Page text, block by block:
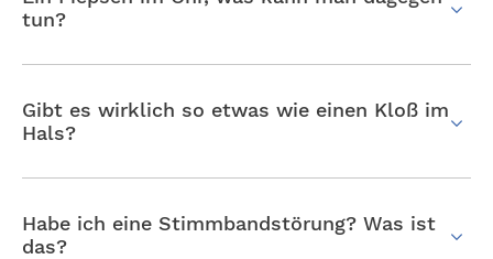
tun?
Gibt es wirklich so etwas wie einen Kloß im
Hals?
Habe ich eine Stimmbandstörung? Was ist
das?